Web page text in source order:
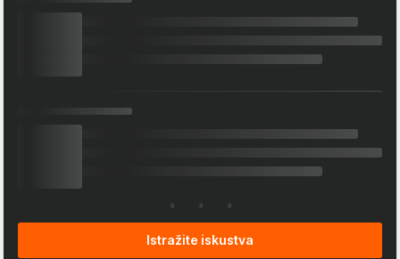
Istražite iskustva